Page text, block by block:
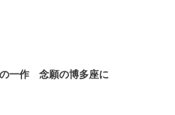
の一作 念願の博多座に